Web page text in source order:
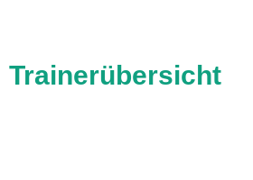
Trainerübersicht